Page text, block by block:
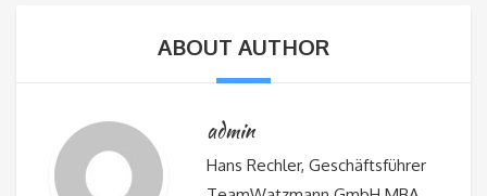
ABOUT AUTHOR
admin
Hans Rechler, Geschäftsführer